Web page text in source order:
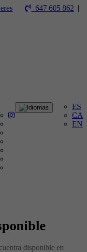
647 605 862 |
ES
CA
EN
disponible en